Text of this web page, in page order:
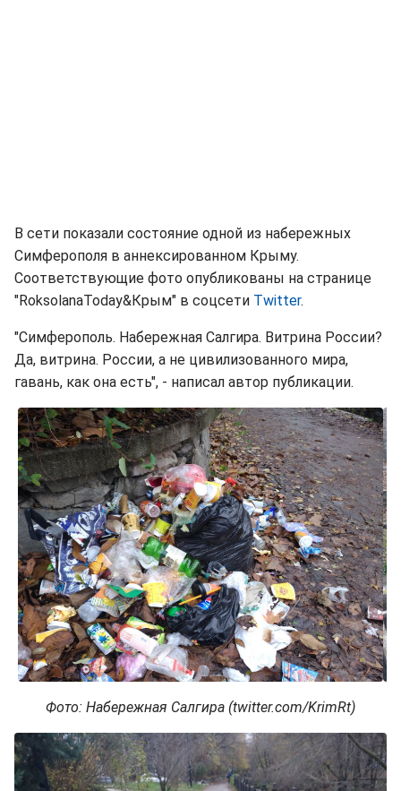
В сети показали состояние одной из набережных
Симферополя в аннексированном Крыму.
Соответствующие фото опубликованы на странице
"RoksolanaToday&Крым‏" в соцсети Twitter.
"Симферополь. Набережная Салгира. Витрина России?
Да, витрина. России, а не цивилизованного мира,
гавань, как она есть", - написал автор публикации.
Фото: Набережная Салгира (twitter.com/KrimRt)